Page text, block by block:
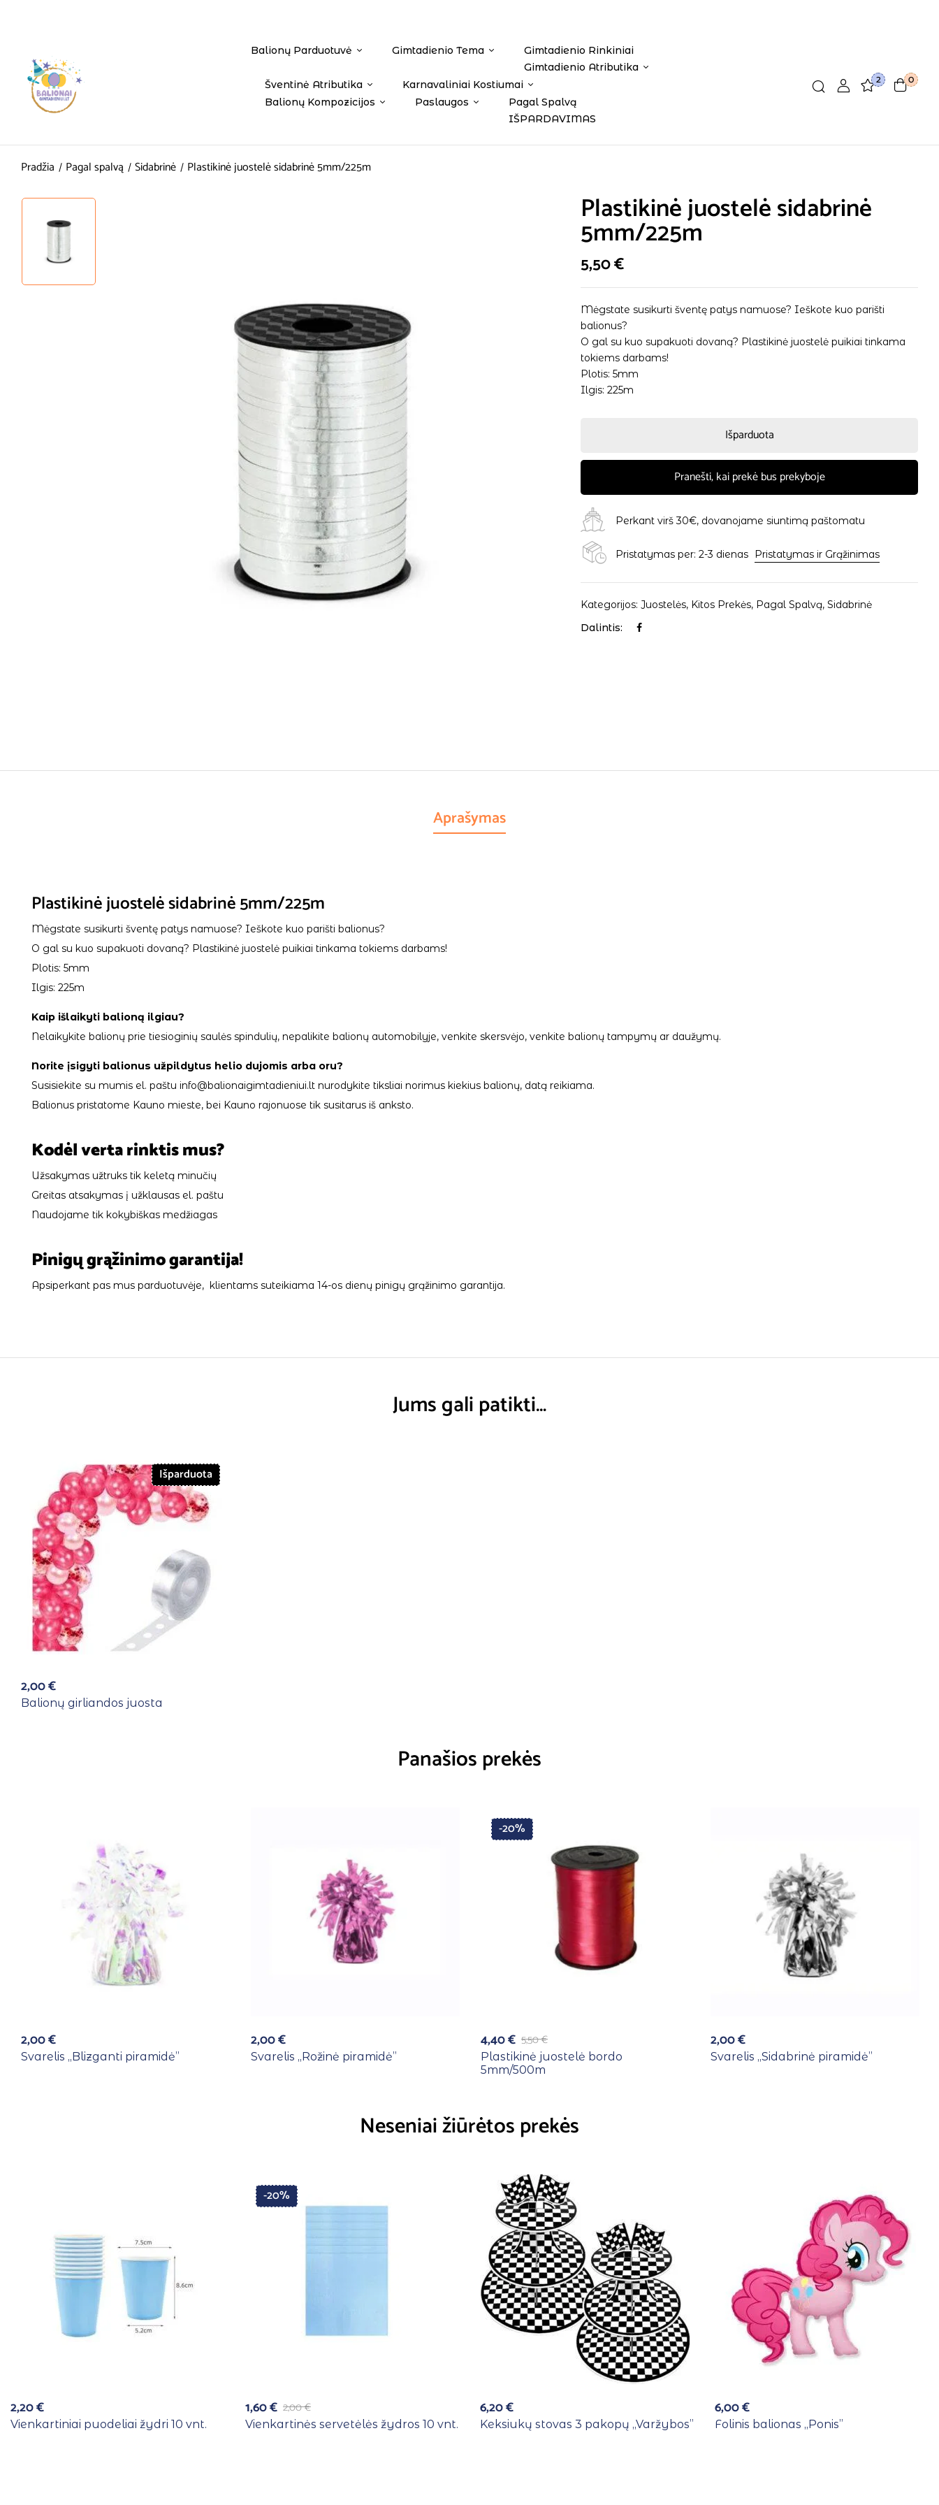
Balionų Parduotuvė Gimtadienio Tema
Gimtadienio Rinkiniai
Gimtadienio Atributika
Šventinė Atributika
Karnavaliniai Kostiumai
Balionų Kompozicijos
Paslaugos
Pagal Spalvą
IŠPARDAVIMAS
2 0
Pradžia Pagal spalvą Sidabrinė Plastikinė juostelė sidabrinė 5mm/225m
Plastikinė juostelė sidabrinė
5mm/225m
5,50€
Mėgstate susikurti šventę patys namuose? Ieškote kuo parišti
balionus?
O gal su kuo supakuoti dovaną? Plastikinė juostelė puikiai tinkama
tokiems darbams!
Plotis: 5mm
Ilgis: 225m
Išparduota
Pranešti, kai prekė bus prekyboje
Perkant virš 30€, dovanojame siuntimą paštomatu
Pristatymas per: 2-3 dienas Pristatymas ir Grąžinimas
Kategorijos:Juostelės, Kitos Prekės, Pagal Spalvą,Sidabrinė
Dalintis:
Aprašymas
Plastikinė juostelė sidabrinė 5mm/225m
Mėgstate susikurti šventę patys namuose? Ieškote kuo parišti balionus?
O gal su kuo supakuoti dovaną? Plastikinė juostelė puikiai tinkama tokiems darbams!
Plotis: 5mm
Ilgis: 225m
Kaip išlaikyti balioną ilgiau?
Nelaikykite balionų prie tiesioginių saulės spindulių, nepalikite balionų automobilyje, venkite skersvėjo, venkite balionų tampymų ar daužymų.
Norite įsigyti balionus užpildytus helio dujomis arba oru?
Susisiekite su mumis el. paštu info@balionaigimtadieniui.lt nurodykite tiksliai norimus kiekius balionų, datą reikiama.
Balionus pristatome Kauno mieste, bei Kauno rajonuose tik susitarus iš anksto.
Kodėl verta rinktis mus?
Užsakymas užtruks tik keletą minučių
Greitas atsakymas į užklausas el. paštu
Naudojame tik kokybiškas medžiagas
Pinigų grąžinimo garantija!
Apsiperkant pas mus parduotuvėje, klientams suteikiama 14-os dienų pinigų grąžinimo garantija.
Jums gali patikti…
Išparduota
2,00€
Balionų girliandos juosta
Panašios prekės
2,00€
Svarelis ,,Blizganti piramidė”
2,00€
Svarelis ,,Rožinė piramidė”
-20%
5,50€
4,40€
Plastikinė juostelė bordo
5mm/500m
2,00€
Svarelis ,,Sidabrinė piramidė”
Neseniai žiūrėtos prekės
2,20€
Vienkartiniai puodeliai žydri 10 vnt.
-20%
2,00€
1,60€
Vienkartinės servetėlės žydros 10 vnt.
6,20€
Keksiukų stovas 3 pakopų ,,Varžybos”
6,00€
Folinis balionas ,,Ponis”